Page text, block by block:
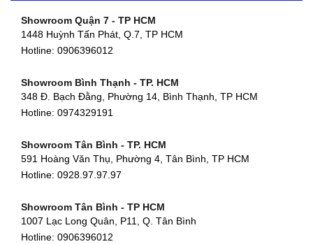
Showroom Quận 7 - TP HCM
1448 Huỳnh Tấn Phát, Q.7, TP HCM
Hotline: 0906396012
Showroom Bình Thạnh - TP. HCM
348 Đ. Bạch Đằng, Phường 14, Bình Thạnh, TP HCM
Hotline: 0974329191
Showroom Tân Bình - TP. HCM
591 Hoàng Văn Thụ, Phường 4, Tân Bình, TP HCM
Hotline: 0928.97.97.97
Showroom Tân Bình - TP HCM
1007 Lạc Long Quân, P11, Q. Tân Bình
Hotline: 0906396012